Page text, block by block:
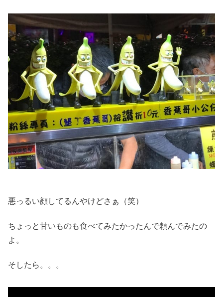
悪っるい顔してるんやけどさぁ（笑）
ちょっと甘いものも食べてみたかったんで頼んでみたの
よ。
そしたら。。。